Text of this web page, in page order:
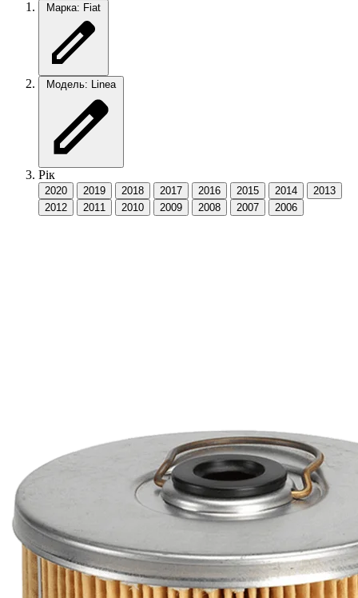
Марка: Fiat
Модель: Linea
Рік
2020 2019 2018 2017 2016 2015 2014
2013
2012
2011 2010 2009 2008 2007 2006